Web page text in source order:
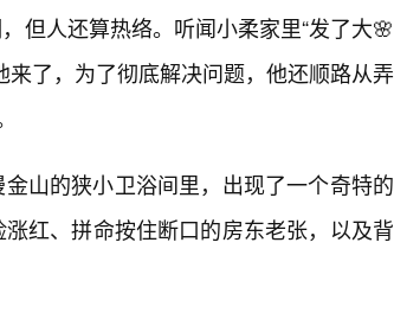
但人还算热络。听闻小柔家里“发了大🌸
了，为了彻底解决问题，他还顺路从弄
山的狭小卫浴间里，出现了一个奇特的
红、拼命按住断口的房东老张，以及背